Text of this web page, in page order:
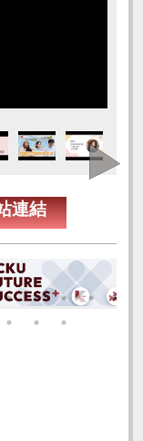
作歷程，並向企業
進行投票
公布，得票數最高
將於閉幕式典禮播
連結